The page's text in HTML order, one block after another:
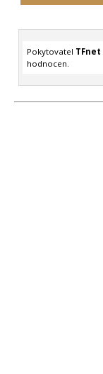
Pokytovatel TFnet
hodnocen.